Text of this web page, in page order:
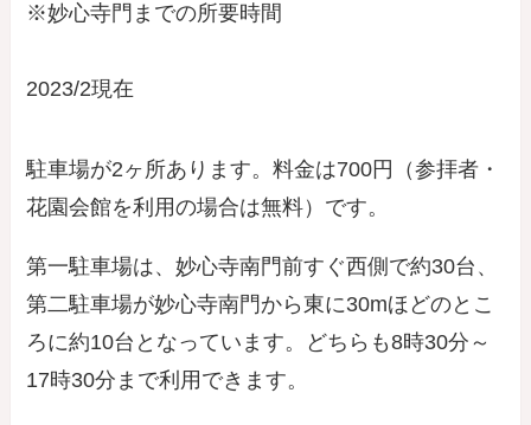
※妙心寺門までの所要時間
2023/2現在
駐車場が2ヶ所あります。料金は700円（参拝者・
花園会館を利用の場合は無料）です。
第一駐車場は、妙心寺南門前すぐ西側で約30台、
第二駐車場が妙心寺南門から東に30mほどのとこ
ろに約10台となっています。どちらも8時30分～
17時30分まで利用できます。